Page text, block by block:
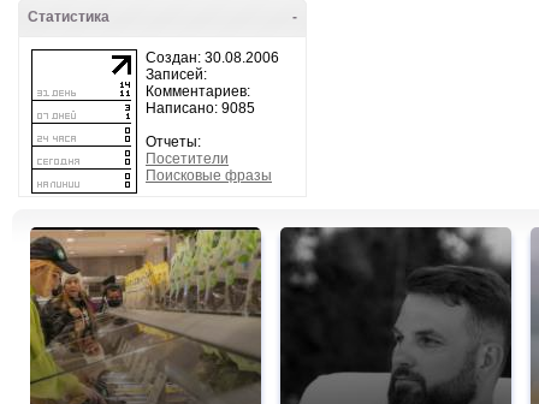
-
Статистика
Создан: 30.08.2006
Записей:
Комментариев:
Написано: 9085
Отчеты:
Посетители
Поисковые фразы